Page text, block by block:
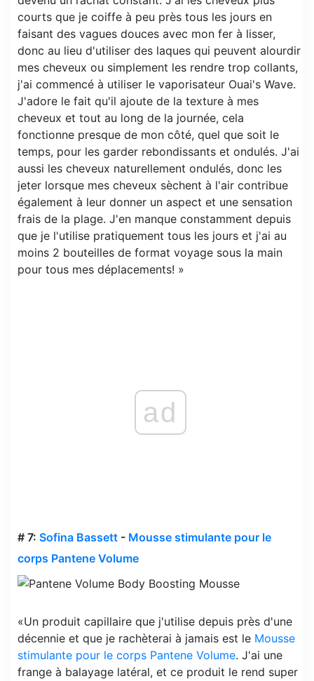
courts que je coiffe à peu près tous les jours en
faisant des vagues douces avec mon fer à lisser,
donc au lieu d'utiliser des laques qui peuvent alourdir
mes cheveux ou simplement les rendre trop collants,
j'ai commencé à utiliser le vaporisateur Ouai's Wave.
J'adore le fait qu'il ajoute de la texture à mes
cheveux et tout au long de la journée, cela
fonctionne presque de mon côté, quel que soit le
temps, pour les garder rebondissants et ondulés. J'ai
aussi les cheveux naturellement ondulés, donc les
jeter lorsque mes cheveux sèchent à l'air contribue
également à leur donner un aspect et une sensation
frais de la plage. J'en manque constamment depuis
que je l'utilise pratiquement tous les jours et j'ai au
moins 2 bouteilles de format voyage sous la main
pour tous mes déplacements! »
ad
# 7: Sofina Bassett - Mousse stimulante pour le
corps Pantene Volume
«Un produit capillaire que j'utilise depuis près d'une
décennie et que je rachèterai à jamais est le Mousse
stimulante pour le corps Pantene Volume. J'ai une
frange à balayage latéral, et ce produit le rend super